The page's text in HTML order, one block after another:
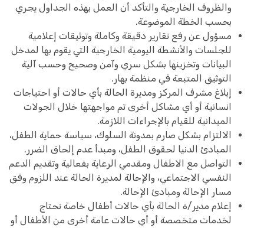
والظروف الخارجية والتأكد أن العمل بهذه الجداول يجري
بحسب الخطة الموضوعة.
مسؤول عن رفع تقارير دقيقة وكاملة وتوثيقات إعلامية
للجلسات والأنشطة اليومية الخارجية التي يقوم بها لمدخل
البيانات وتخزينها بشكل سري وآمن وصحيح وحسب آلية
التوثيق المتبعة في منظمة بهار.
إبلاغ مشرف المركز ومديرة الحالة بأي حالات أو احتياجات
انسانية أو أي مشاكل أخرى تم مواجهتها خلال الجولات
الميدانية للقيام بالإجراءات اللازمة.
الالتزام بشكل صارم بمدونة السلوك، سياسة حماية الطفل،
المبادئ الدنيا لحقوق الطفل، ومبدأ عدم إلحاق الضرر.
التواصل مع الاطفال ومقدمي الرعاية بفعالية وتقديم الدعم
النفسي الاجتماعي، والإحالة لمديرة الحالة عند اللزوم وفق
مسار الإحالة ومبادئ الإحالة.
إعلام مدير/ة الحالة بأي حالات أطفال خاصة تحتاج
لخدمات متخصصة أو أي حالات عامة أخرى من الأطفال أو